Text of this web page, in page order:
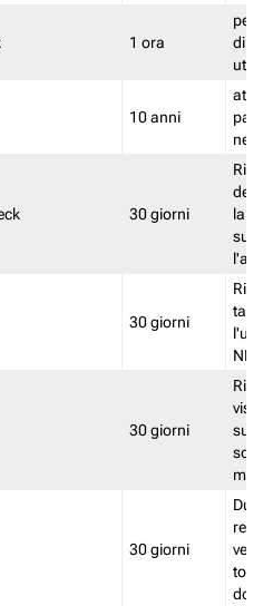
1 ora
di un
10 anni
attiva
30 giorni
la
30 giorni
NL
30 giorni
visto
30 giorni
torna
dopo